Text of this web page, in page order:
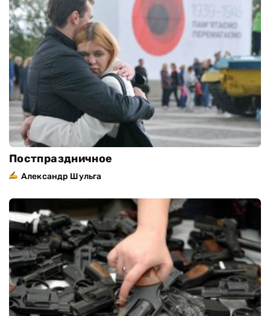
Постпраздничное
Александр Шульга